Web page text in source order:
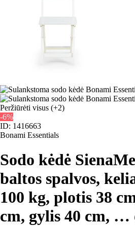
Peržiūrėti visus (+2)
-6%
ID: 1416663
Bonami Essentials
Sodo kėdė Siena
baltos spalvos,
100 kg, plotis 38
cm, gylis 40 cm, …